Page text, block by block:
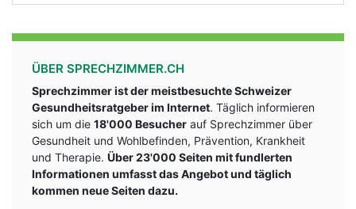
ÜBER SPRECHZIMMER.CH
Sprechzimmer ist der meistbesuchte Schweizer
Gesundheitsratgeber im Internet. Täglich informieren
sich um die 18'000 Besucher auf Sprechzimmer über
Gesundheit und Wohlbefinden, Prävention, Krankheit
und Therapie. Über 23'000 Seiten mit fundlerten
Informationen umfasst das Angebot und täglich
kommen neue Seiten dazu.